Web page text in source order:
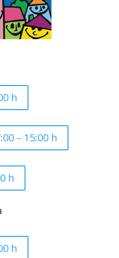
h
– 15:00 h
h
h